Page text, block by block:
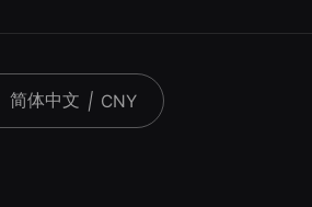
简体中文 | CNY